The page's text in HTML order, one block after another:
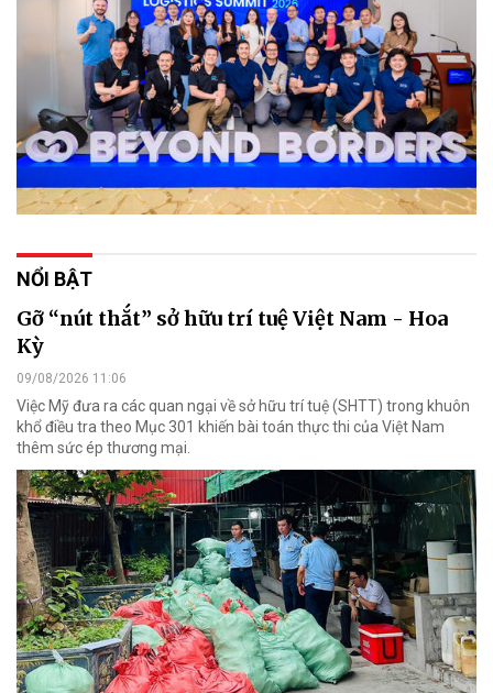
NỔI BẬT
Gỡ “nút thắt” sở hữu trí tuệ Việt Nam - Hoa
Kỳ
09/08/2026 11:06
Việc Mỹ đưa ra các quan ngại về sở hữu trí tuệ (SHTT) trong khuôn
khổ điều tra theo Mục 301 khiến bài toán thực thi của Việt Nam
thêm sức ép thương mại.